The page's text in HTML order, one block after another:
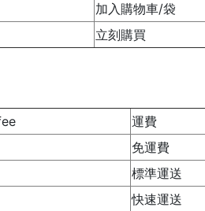
加入購物車/袋
立刻購買
運費
免運費
標準運送
快速運送